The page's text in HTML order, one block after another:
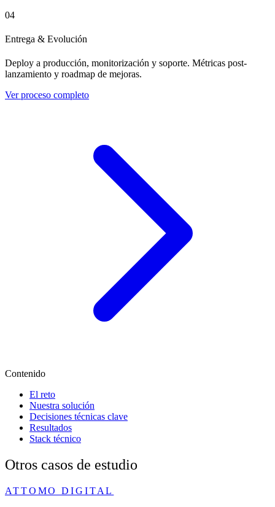
04
Entrega & Evolución
Deploy a producción, monitorización y soporte. Métricas post-
lanzamiento y roadmap de mejoras.
Ver proceso completo
Contenido
El reto
Nuestra solución
Decisiones técnicas clave
Resultados
Stack técnico
Otros casos de estudio
ATTOMO DIGITAL